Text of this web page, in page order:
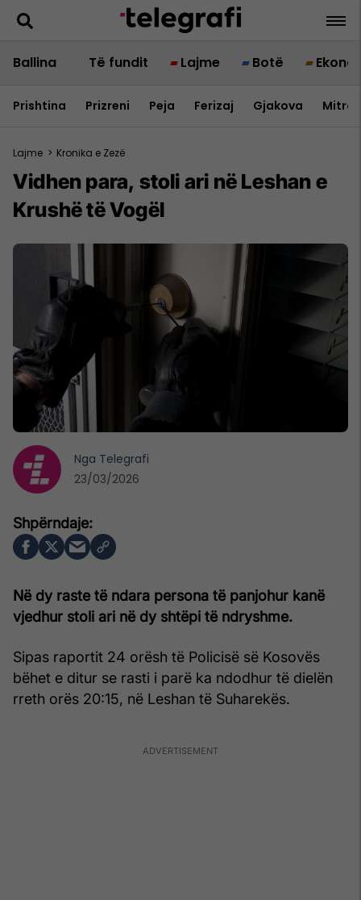
Ballina Të fundit Lajme Botë
Prishtina Prizreni Peja Ferizaj Gjakova
Lajme > Kronika e Zezë
​Vidhen para, stoli ari në Leshan e
Krushë të Vogël
Në dy raste të ndara persona të panjohur kanë
vjedhur stoli ari në dy shtëpi të ndryshme.
Sipas raportit 24 orësh të Policisë së Kosovës
bëhet e ditur se rasti i parë ka ndodhur të dielën
rreth orës 20:15, në Leshan të Suharekës.
Nga Telegrafi
23/03/2026